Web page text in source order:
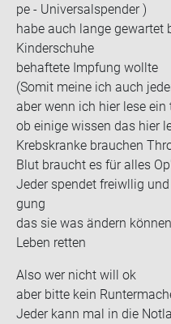
pe - Uni­ver­sal­spen­der )
habe auch lange ge­war­tet
Kin­der­schu­he
be­haf­te­te Imp­fung woll­te
(Somit meine ich auch
aber wenn ich hier lese
ob ei­ni­ge wis­sen das hier
Krebs­kran­ke brau­chen
Blut braucht es für alles
Jeder spen­det freiwl­lig
gung
das sie was än­dern
Leben ret­ten
Also wer nicht will ok
aber bitte kein
Jeder kann mal in die